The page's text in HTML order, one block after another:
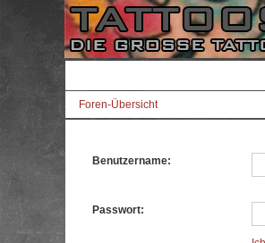
Foren-Übersicht
Benutzername:
Passwort: